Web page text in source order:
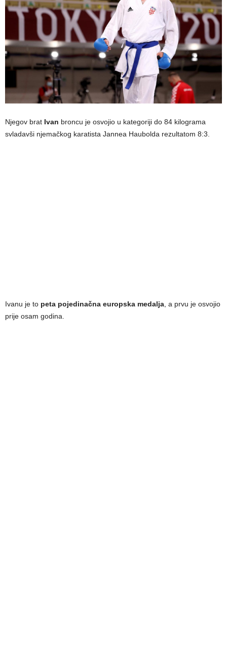
Njegov brat Ivan broncu je osvojio u kategoriji do 84 kilograma
svladavši njemačkog karatista Jannea Haubolda rezultatom 8:3.
Ivanu je to peta pojedinačna europska medalja , a prvu je osvojio
prije osam godina.